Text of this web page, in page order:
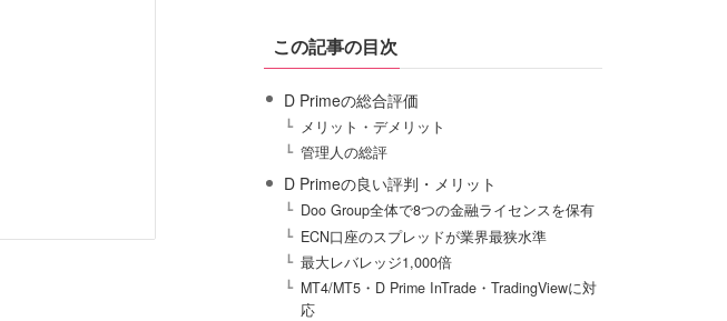
この記事の目次
D Primeの総合評価
メリット・デメリット
管理人の総評
D Primeの良い評判・メリット
Doo Group全体で8つの金融ライセンスを保有
ECN口座のスプレッドが業界最狭水準
最大レバレッジ1,000倍
MT4/MT5・D Prime InTrade・TradingViewに対
応